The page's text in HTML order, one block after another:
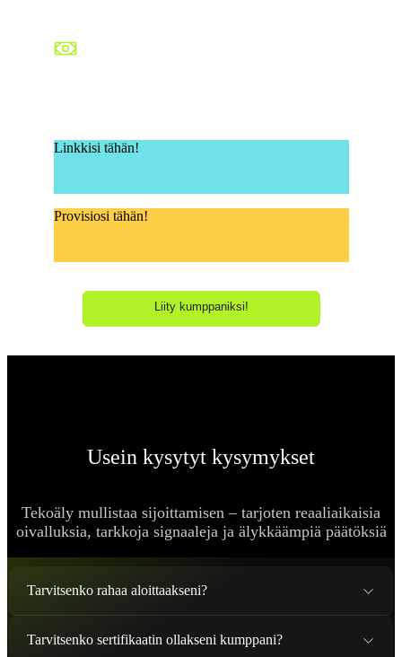
Linkkisi tähän!
Provisiosi tähän!
Liity kumppaniksi!
Usein kysytyt kysymykset
Tekoäly mullistaa sijoittamisen – tarjoten reaaliaikaisia
oivalluksia, tarkkoja signaaleja ja älykkäämpiä päätöksiä
Tarvitsenko rahaa aloittaakseni?
Tarvitsenko sertifikaatin ollakseni kumppani?